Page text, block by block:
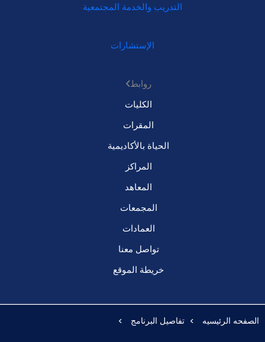
التدريب والخدمة المجتمعية
الإستشارات
روابط
الكليات
المقرات
الحياة بالأكاديمية
المراكز
المعاهد
المجمعات
العمادات
تواصل معنا
خريطة الموقع
الصفحه الرئيسيه تفاصيل البرنامج